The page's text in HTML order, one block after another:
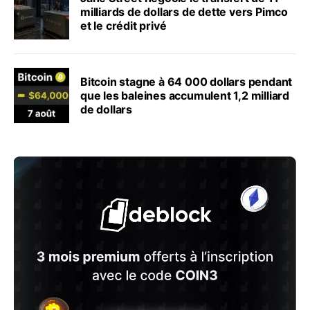
milliards de dollars de dette vers Pimco
et le crédit privé
Bitcoin stagne à 64 000 dollars pendant
que les baleines accumulent 1,2 milliard
de dollars